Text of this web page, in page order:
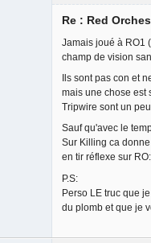
Re : Red
Jamais joué à RO1
champ de vision
Ils sont pas con et
mais une chose est
Tripwire sont un
Sauf qu'avec le
Sur Killing ca
en tir réflexe sur
P.S:
Perso LE truc que
du plomb et que je